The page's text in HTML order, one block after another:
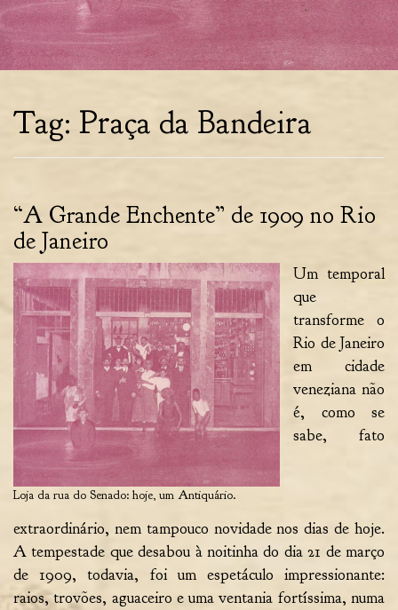
Tag: Praça da Bandeira
“A Grande Enchente” de 1909 no Rio
de Janeiro
Loja da rua do Senado: hoje, um Antiquário.
Um temporal
que
transforme o
Rio de Janeiro
em cidade
veneziana não
é, como se
sabe, fato
extraordinário, nem tampouco novidade nos dias de hoje.
A tempestade que desabou à noitinha do dia 21 de março
de 1909, todavia, foi um espetáculo impressionante:
raios, trovões, aguaceiro e uma ventania fortíssima, numa